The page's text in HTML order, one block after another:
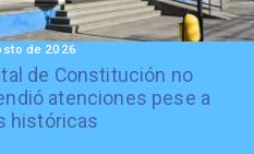
de Constitución no
atenciones pese a
históricas
de 2026